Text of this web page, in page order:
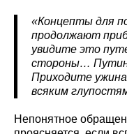
«Концепты для
продолжают
увидите это
стороны…
Приходите
всяким
Непонятное